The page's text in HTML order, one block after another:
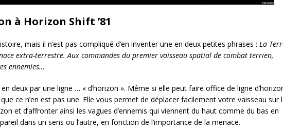
à Horizon Shift ’81
mais il n’est pas compliqué d’en inventer une en deux petites phrases : La
extra-terrestre. Aux commandes du premier vaisseau spatial de combat terrien,
ennemies…
en deux par une ligne … « d’horizon ». Même si elle peut faire office de ligne
ce n’en est pas une. Elle vous permet de déplacer facilement votre vaisseau sur
et d’affronter ainsi les vagues d’ennemis qui viennent du haut comme du bas en
dans un sens ou l’autre, en fonction de l’importance de la menace.